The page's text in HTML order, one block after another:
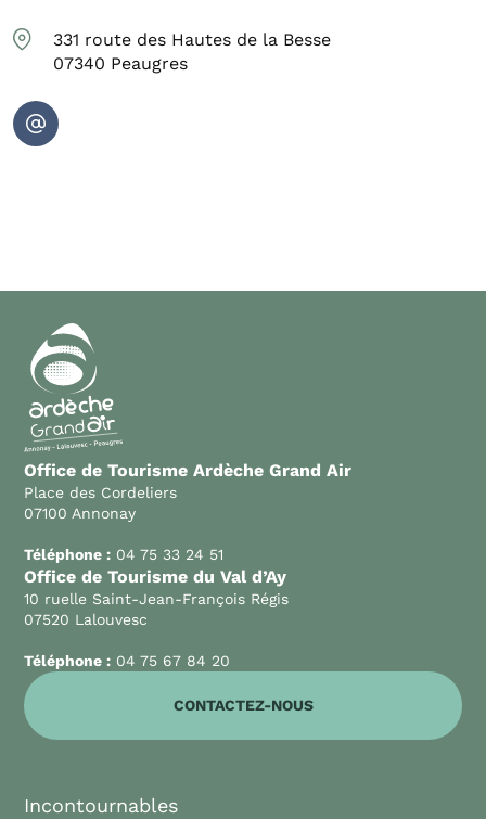
331 route des Hautes de la Besse
07340 Peaugres
Office de Tourisme Ardèche Grand Air
Place des Cordeliers
07100 Annonay
Téléphone : 04 75 33 24 51
Office de Tourisme du Val d’Ay
10 ruelle Saint-Jean-François Régis
07520 Lalouvesc
Téléphone : 04 75 67 84 20
CONTACTEZ-NOUS
Incontournables